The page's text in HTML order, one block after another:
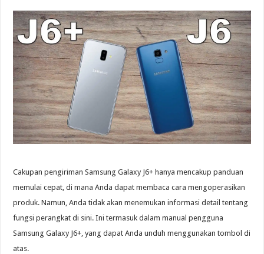
Cakupan pengiriman Samsung Galaxy J6+ hanya mencakup panduan
memulai cepat, di mana Anda dapat membaca cara mengoperasikan
produk. Namun, Anda tidak akan menemukan informasi detail tentang
fungsi perangkat di sini. Ini termasuk dalam manual pengguna
Samsung Galaxy J6+, yang dapat Anda unduh menggunakan tombol di
atas.